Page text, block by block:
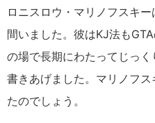
ロニスロウ・マリノフスキ
間いました。彼はKJ法も
の場で長期にわたってじっ
書きあげました。マリノフ
たのでしょう。